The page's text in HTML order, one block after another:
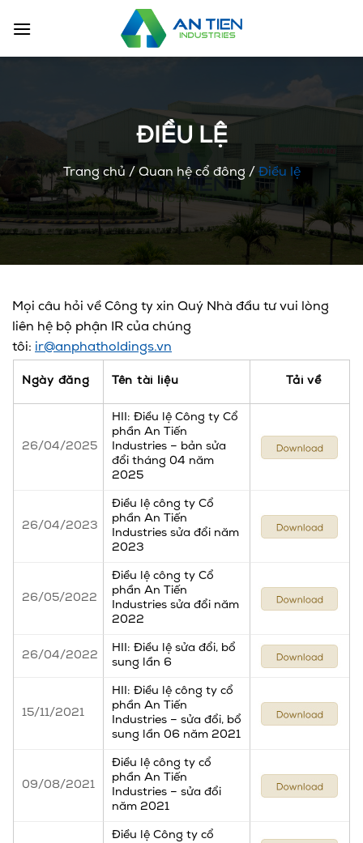
đến
ĐIỀU LỆ
Trang chủ / Quan hệ cổ đông / Điều lệ
Mọi câu hỏi về Công ty xin Quý Nhà đầu tư vui lòng
liên hệ bộ phận IR của chúng
tôi: ir@anphatholdings.vn
Ngày đăng Tên tài liệu Tải về
26/04/2025
HII: Điều lệ Công ty Cổ
phần An Tiến
Industries – bản sửa
đổi tháng 04 năm
2025
26/04/2023
Điều lệ công ty Cổ
phần An Tiến
Industries sửa đổi năm
2023
26/05/2022
Điều lệ công ty Cổ
phần An Tiến
Industries sửa đổi năm
2022
26/04/2022
HII: Điều lệ sửa đổi, bổ
sung lần 6
15/11/2021
HII: Điều lệ công ty cổ
phần An Tiến
Industries – sửa đổi, bổ
sung lần 06 năm 2021
09/08/2021
Điều lệ công ty cổ
phần An Tiến
Industries – sửa đổi
năm 2021
Điều lệ Công ty cổ